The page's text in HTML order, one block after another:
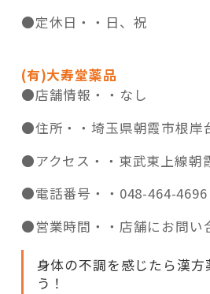
●定休日・・ 日、祝
(有)大寿堂薬品
●店舗情報・・ なし
●住所・・埼玉県朝霞市根岸
●アクセス・・ 東武東上線朝
●電話番号・・ 048-464-4696
●営業時間・・ 店舗にお問い
身体の不調を感じたら漢方
う！